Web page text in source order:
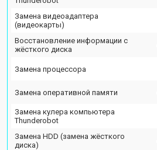
Замена видеоадаптера
(видеокарты)
Восстановление информации с
жёсткого диска
Замена процессора
Замена оперативной памяти
Замена кулера компьютера
Thunderobot
Замена HDD (замена жёсткого
диска)